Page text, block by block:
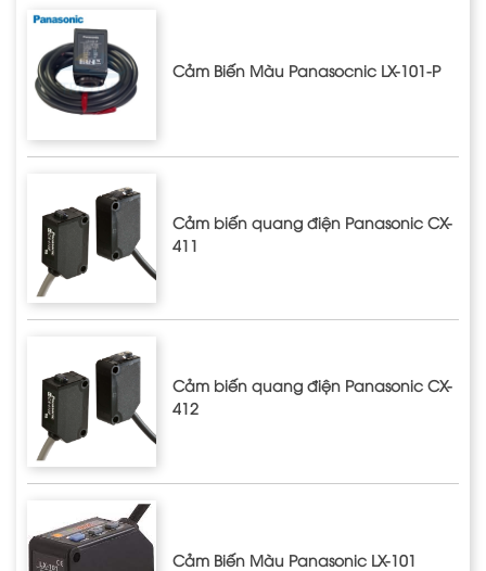
Cảm Biến Màu Panasocnic LX-101-P
Cảm biến quang điện Panasonic CX-
411
Cảm biến quang điện Panasonic CX-
412
Cảm Biến Màu Panasonic LX-101